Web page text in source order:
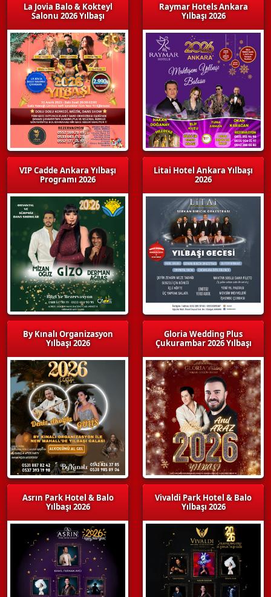
La Jovia Balo & Kokteyl
Salonu 2026 Yılbaşı
VIP Cadde Ankara Yılbaşı
Programı 2026
By Kınalı Organizasyon
Yılbaşı 2026
Asrın Park Hotel & Balo
Yılbaşı 2026
Raymar Hotels Ankara
Yılbaşı 2026
Litai Hotel Ankara Yılbaşı
2026
Gloria Wedding Plus
Çukurambar 2026 Yılbaşı
Vivaldi Park Hotel & Balo
Yılbaşı 2026